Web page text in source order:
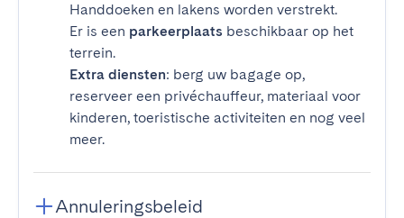
Handdoeken en lakens worden verstrekt.
Er is een parkeerplaats beschikbaar op het
terrein.
Extra diensten: berg uw bagage op,
reserveer een privéchauffeur, materiaal voor
kinderen, toeristische activiteiten en nog veel
meer.
Annuleringsbeleid